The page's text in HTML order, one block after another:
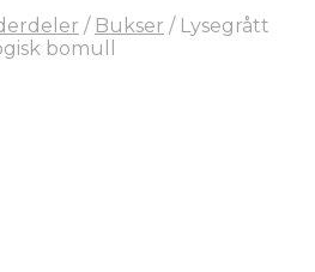
/ Bukser /Lysegrått
bomull